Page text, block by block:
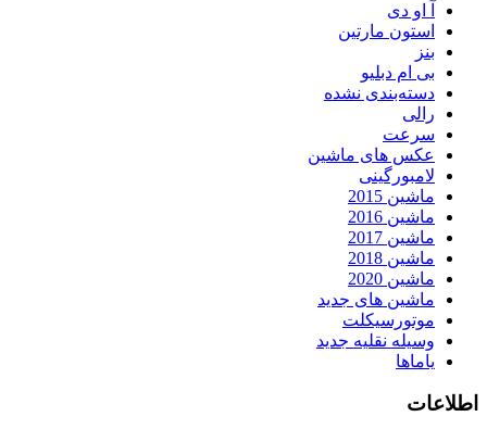
آ او دی
استون مارتین
بنز
بی ام دبلیو
دسته‌بندی نشده
رالی
سرعت
عکس های ماشین
لامبورگینی
ماشین 2015
ماشین 2016
ماشین 2017
ماشین 2018
ماشین 2020
ماشین های جدید
موتورسیکلت
وسیله نقلیه جدید
یاماها
اطلاعات